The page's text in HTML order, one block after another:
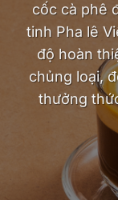
cốc cà phê
tinh Pha lê
độ hoàn
chủng loại,
thưởng